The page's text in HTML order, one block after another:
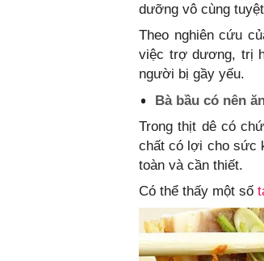
dưỡng vô cùng
Theo nghiên cứu
việc trợ dương, trị
người bị gầy yếu.
Bà bầu có nên
Trong thịt dê có
chất có lợi cho sức
toàn và cần thiết.
Có thể thấy một số